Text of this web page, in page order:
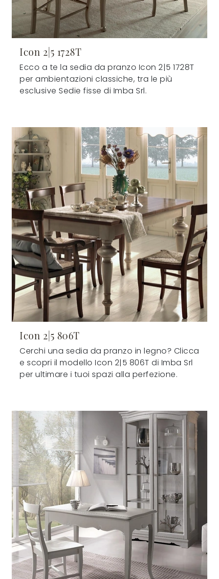
Icon 2|5 1728T
Ecco a te la sedia da pranzo Icon 2|5 1728T
per ambientazioni classiche, tra le più
esclusive Sedie fisse di Imba Srl.
Icon 2|5 806T
Cerchi una sedia da pranzo in legno? Clicca
e scopri il modello Icon 2|5 806T di Imba Srl
per ultimare i tuoi spazi alla perfezione.